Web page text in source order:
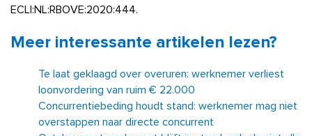
ECLI:NL:RBOVE:2020:444.
Meer interessante artikelen lezen?
Te laat geklaagd over overuren: werknemer verliest
loonvordering van ruim € 22.000
Concurrentiebeding houdt stand: werknemer mag niet
overstappen naar directe concurrent